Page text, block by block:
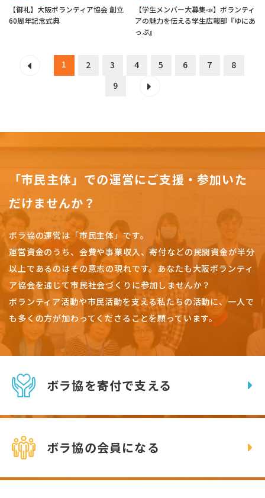
【御礼】大阪ボランティア協会 創立
60周年記念式典
【学生メンバー大募集📣】ボランティ
アの魅力を伝える学生広報部『ゆにあ
っぷ』
1 2 3 4 5 6 7
8
9
「市民主体」での運営にご支援・参加いた
だけませんか？
ボラ協の運営は「市民主体」です。
運営資金のうち、会費や事業収入、寄付などの民間資金が半分
以上であるのはその意志の現れです。 あなたも大阪ボランティ
ア協会を通じて市民社会づくりに参加しませんか？
ボランティア活動や市民活動を支える私たちの活動に、一人で
も多くの方が加わってくださることを願っています。
ボラ協を寄付で支える
ボラ協の会員になる